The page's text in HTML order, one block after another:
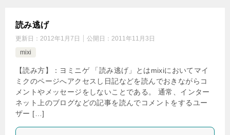
読み逃げ
更新日： 2012年1月7日 公開日： 2011年11月3日
mixi
【読み方】：ヨミニゲ 「読み逃げ」とはmixiにおいてマイ
ミクのページへアクセスし日記などを読んでおきながらコ
メントやメッセージをしないことである。 通常、インター
ネット上のブログなどの記事を読んでコメントをするユー
ザー […]